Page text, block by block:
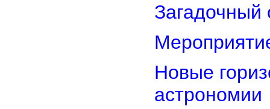
Загадочный
Новые
астрономии